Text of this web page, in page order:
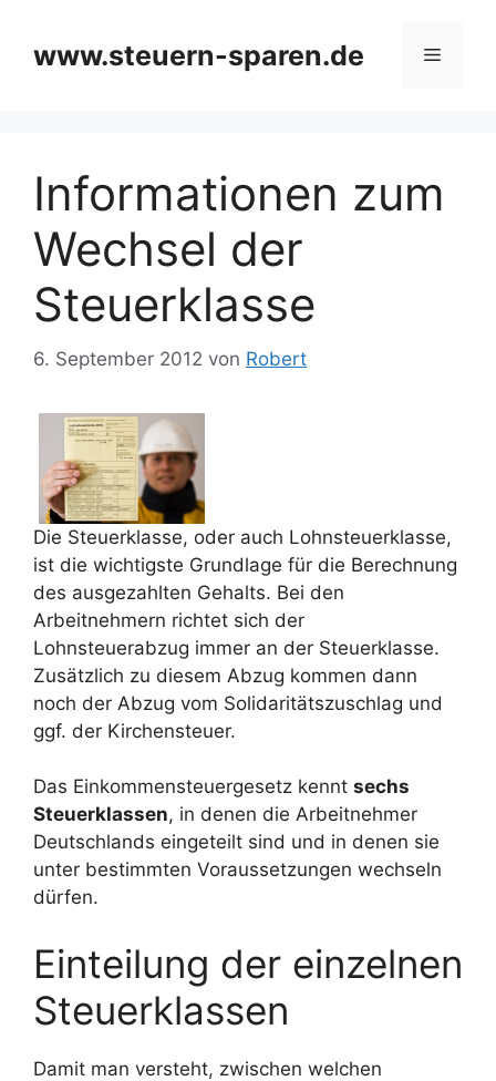
springen
www.steuern-sparen.de Menü
Informationen zum
Wechsel der
Steuerklasse
6. September 2012 von Robert
Die Steuerklasse, oder auch Lohnsteuerklasse,
ist die wichtigste Grundlage für die Berechnung
des ausgezahlten Gehalts. Bei den
Arbeitnehmern richtet sich der
Lohnsteuerabzug immer an der Steuerklasse.
Zusätzlich zu diesem Abzug kommen dann
noch der Abzug vom Solidaritätszuschlag und
ggf. der Kirchensteuer.
Das Einkommensteuergesetz kennt sechs
Steuerklassen, in denen die Arbeitnehmer
Deutschlands eingeteilt sind und in denen sie
unter bestimmten Voraussetzungen wechseln
dürfen.
Einteilung der einzelnen
Steuerklassen
Damit man versteht, zwischen welchen